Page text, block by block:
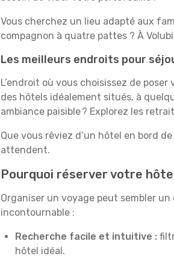
Vous cherchez un lieu adapté aux
compagnon à quatre pattes ? À
Les meilleurs endroits pour
L’endroit où vous choisissez de
des hôtels idéalement situés, à
ambiance paisible ? Explorez les
Que vous rêviez d’un hôtel en bord
attendent.
Pourquoi réserver votre
Organiser un voyage peut sembler
incontournable :
Recherche facile et intuitive :
hôtel idéal.